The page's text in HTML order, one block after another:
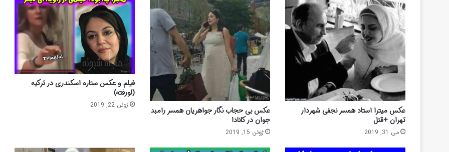
عکس میترا استاد همسر نجفی شهردار
تهران +قتل
می 31, 2019
عکس بی حجاب نگار جواهریان همسر رامبد
جوان در کانادا
ژوئن 15, 2019
فیلم و عکس ستاره اسکندری در ترکیه
(لورفته)
ژوئن 22, 2019